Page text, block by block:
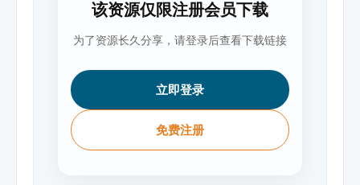
该资源仅限注册会员下载
为了资源长久分享，请登录后查看下载链接
立即登录
免费注册